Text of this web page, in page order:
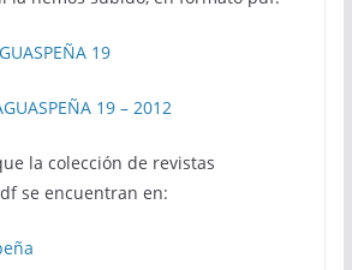
19 – 2012
la colección de revistas
se encuentran en: